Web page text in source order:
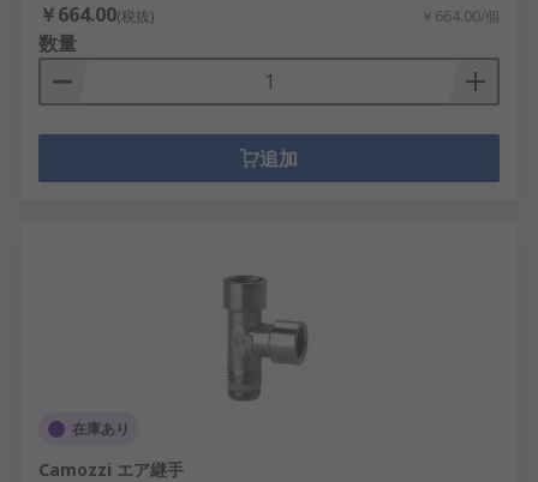
￥664.00(税抜) ￥664.00/個
数量
追加
在庫あり
Camozzi エア継手